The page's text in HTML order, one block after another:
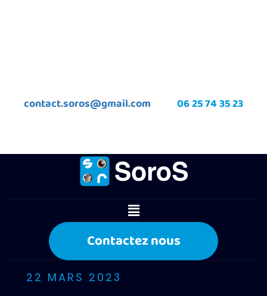
contact.soros@gmail.com 06 25 74 35 23
Contactez nous
22 MARS 2023